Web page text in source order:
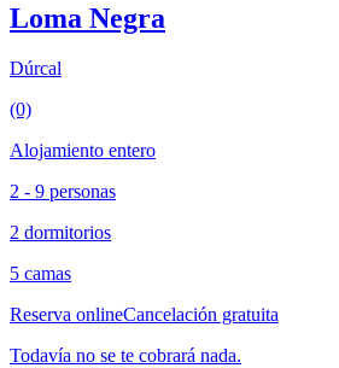
Loma Negra
Dúrcal
(0)
Alojamiento entero
2 - 9 personas
2 dormitorios
5 camas
Reserva onlineCancelación gratuita
Todavía no se te cobrará nada.